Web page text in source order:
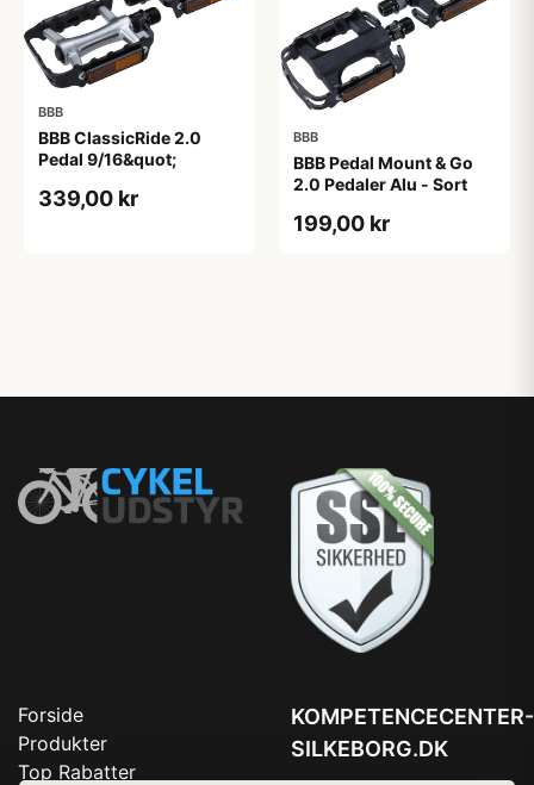
BBB
BBB ClassicRide 2.0
Pedal 9/16&quot;
339,00 kr
BBB
BBB Pedal Mount & Go
2.0 Pedaler Alu - Sort
199,00 kr
Forside
Produkter
Top Rabatter
KOMPETENCECENTER-
SILKEBORG.DK